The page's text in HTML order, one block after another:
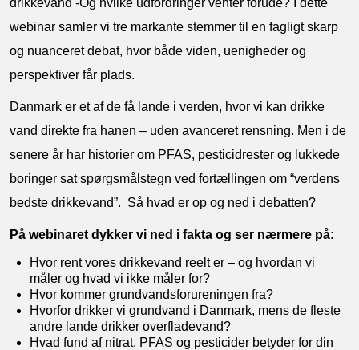
webinar samler vi tre markante stemmer til en fagligt skarp
og nuanceret debat, hvor både viden, uenigheder og
perspektiver får plads.
Danmark er et af de få lande i verden, hvor vi kan drikke
vand direkte fra hanen – uden avanceret rensning. Men i de
senere år har historier om PFAS, pesticidrester og lukkede
boringer sat spørgsmålstegn ved fortællingen om “verdens
bedste drikkevand”. Så hvad er op og ned i debatten?
På webinaret dykker vi ned i fakta og ser nærmere på:
Hvor rent vores drikkevand reelt er – og hvordan vi
måler og hvad vi ikke måler for?
Hvor kommer grundvandsforureningen fra?
Hvorfor drikker vi grundvand i Danmark, mens de fleste
andre lande drikker overfladevand?
Hvad fund af nitrat, PFAS og pesticider betyder for din